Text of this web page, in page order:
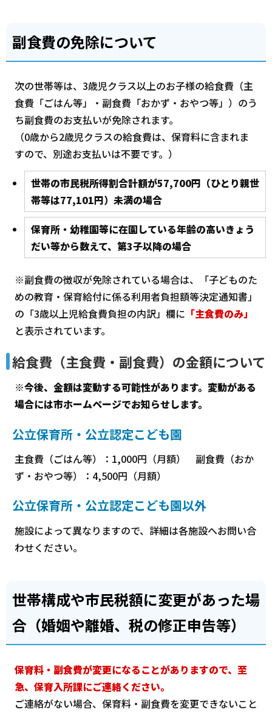
副食費の免除について
次の世帯等は、3歳児クラス以上のお子様の給食費（主
食費「ごはん等」・副食費「おかず・おやつ等」）のう
ち副食費のお支払いが免除されます。
（0歳から2歳児クラスの給食費は、保育料に含まれま
すので、別途お支払いは不要です。）
世帯の市民税所得割合計額が57,700円（ひとり親世
帯等は77,101円）未満の場合
保育所・幼稚園等に在園している年齢の高いきょう
だい等から数えて、第3子以降の場合
※副食費の徴収が免除されている場合は、「子どものた
めの教育・保育給付に係る利用者負担額等決定通知書」
の「3歳以上児給食費負担の内訳」欄に 「主食費のみ」
と表示されています。
給食費（主食費・副食費）の金額について
※今後、金額は変動する可能性があります。変動がある
場合には市ホームページでお知らせします。
公立保育所・公立認定こども園
主食費（ごはん等）：1,000円（月額） 副食費（おか
ず・おやつ等）：4,500円（月額）
公立保育所・公立認定こども園以外
施設によって異なりますので、詳細は各施設へお問い合
わせください。
世帯構成や市民税額に変更があった場
合（婚姻や離婚、税の修正申告等）
保育料・副食費が変更になることがありますので、至
急、保育入所課にご連絡ください。
ご連絡がない場合、保育料・副食費を変更できないこと